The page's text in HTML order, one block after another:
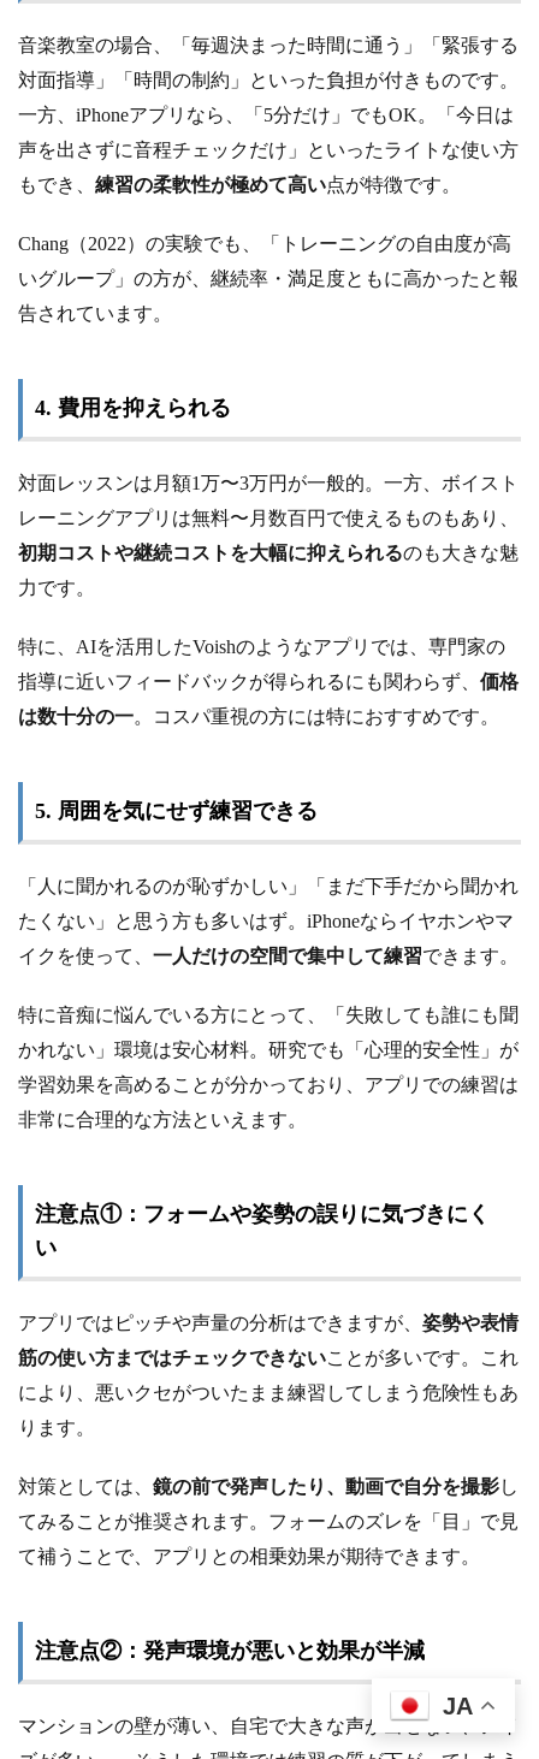
音楽教室の場合、「毎週決まった時間に通う」「緊張する
対面指導」「時間の制約」といった負担が付きものです。
一方、iPhoneアプリなら、「5分だけ」でもOK。「今日は
声を出さずに音程チェックだけ」といったライトな使い方
もでき、 練習の柔軟性が極めて高い点が特徴です。
Chang（2022）の実験でも、「トレーニングの自由度が高
いグループ」の方が、継続率・満足度ともに高かったと報
告されています。
4. 費用を抑えられる
対面レッスンは月額1万〜3万円が一般的。一方、ボイスト
レーニングアプリは無料〜月数百円で使えるものもあり、
初期コストや継続コストを大幅に抑えられるのも大きな魅
力です。
特に、AIを活用したVoishのようなアプリでは、専門家の
指導に近いフィードバックが得られるにも関わらず、 価格
は数十分の一。コスパ重視の方には特におすすめです。
5. 周囲を気にせず練習できる
「人に聞かれるのが恥ずかしい」「まだ下手だから聞かれ
たくない」と思う方も多いはず。iPhoneならイヤホンやマ
イクを使って、 一人だけの空間で集中して練習できます。
特に音痴に悩んでいる方にとって、「失敗しても誰にも聞
かれない」環境は安心材料。研究でも「心理的安全性」が
学習効果を高めることが分かっており、アプリでの練習は
非常に合理的な方法といえます。
注意点①：フォームや姿勢の誤りに気づきにく
い
アプリではピッチや声量の分析はできますが、 姿勢や表情
筋の使い方まではチェックできないことが多いです。これ
により、悪いクセがついたまま練習してしまう危険性もあ
ります。
対策としては、 鏡の前で発声したり、動画で自分を撮影し
てみることが推奨されます。フォームのズレを「目」で見
て補うことで、アプリとの相乗効果が期待できます。
注意点②：発声環境が悪いと効果が半減
マンションの壁が薄い、自宅で大きな声が出せない、ノイ
JA